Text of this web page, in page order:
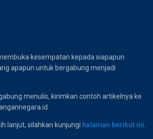
kesempatan kepada siapapun
apapun untuk bergabung menjadi
menulis, kirimkan contoh artikelnya ke
lanjut, silahkan kunjungi halaman berikut ini